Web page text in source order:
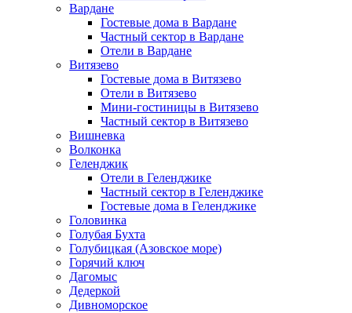
Вардане
Гостевые дома в Вардане
Частный сектор в Вардане
Отели в Вардане
Витязево
Гостевые дома в Витязево
Отели в Витязево
Мини-гостиницы в Витязево
Частный сектор в Витязево
Вишневка
Волконка
Геленджик
Отели в Геленджике
Частный сектор в Геленджике
Гостевые дома в Геленджике
Головинка
Голубая Бухта
Голубицкая (Азовское море)
Горячий ключ
Дагомыс
Дедеркой
Дивноморское